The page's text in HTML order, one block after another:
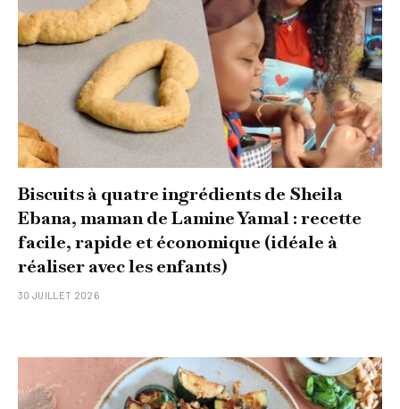
Biscuits à quatre ingrédients de Sheila
Ebana, maman de Lamine Yamal : recette
facile, rapide et économique (idéale à
réaliser avec les enfants)
30 JUILLET 2026